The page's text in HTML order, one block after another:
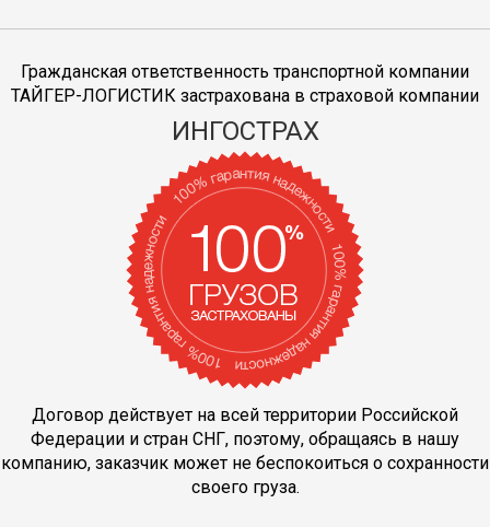
Гражданская ответственность транспортной компании
ТАЙГЕР-ЛОГИСТИК застрахована в страховой компании
ИНГОСТРАХ
Договор действует на всей территории Российской
Федерации и стран СНГ, поэтому, обращаясь в нашу
компанию, заказчик может не беспокоиться о сохранности
своего груза.